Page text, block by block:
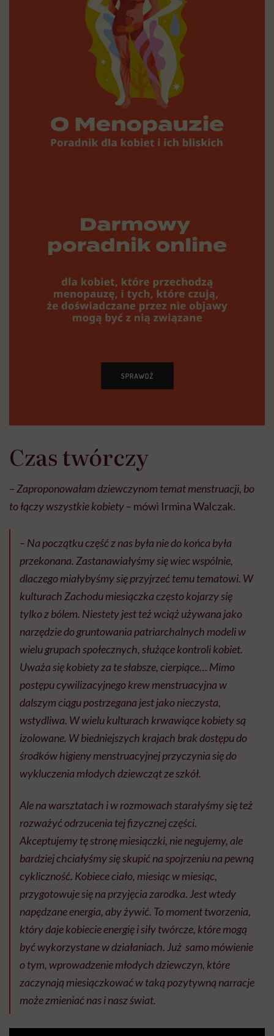
Czas twórczy
– Zaproponowałam dziewczynom temat menstruacji, bo
to łączy wszystkie kobiety– mówi Irmina Walczak.
– Na początku część z nas była nie do końca była
przekonana. Zastanawiałyśmy się wiec wspólnie,
dlaczego miałybyśmy się przyjrzeć temu tematowi. W
kulturach Zachodu miesiączka często kojarzy się
tylko z bólem. Niestety jest też wciąż używana jako
narzędzie do gruntowania patriarchalnych modeli w
wielu grupach społecznych, służące kontroli kobiet.
Uważa się kobiety za te słabsze, cierpiące… Mimo
postępu cywilizacyjnego krew menstruacyjna w
dalszym ciągu postrzegana jest jako nieczysta,
wstydliwa. W wielu kulturach krwawiące kobiety są
izolowane. W biedniejszych krajach brak dostępu do
środków higieny menstruacyjnej przyczynia się do
wykluczenia młodych dziewcząt ze szkół.
Ale na warsztatach i w rozmowach starałyśmy się też
rozważyć odrzucenia tej fizycznej części.
Akceptujemy tę stronę miesiączki, nie negujemy, ale
bardziej chciałyśmy się skupić na spojrzeniu na pewną
cykliczność. Kobiece ciało, miesiąc w miesiąc,
przygotowuje się na przyjęcia zarodka. Jest wtedy
napędzane energia, aby żywić. To moment tworzenia,
który daje kobiecie energię i siły twórcze, które mogą
być wykorzystane w działaniach. Już samo mówienie
o tym, wprowadzenie młodych dziewczyn, które
zaczynają miesiączkować w taką pozytywną narracje
może zmieniać nas i nasz świat.